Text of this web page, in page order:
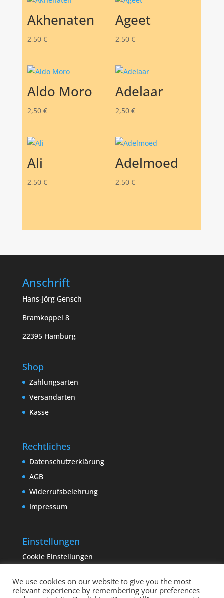
Akhenaten
2,50 €
Ageet
2,50 €
Aldo Moro
2,50 €
Adelaar
2,50 €
Ali
2,50 €
Adelmoed
2,50 €
Anschrift
Hans-Jörg Gensch
Bramkoppel 8
22395 Hamburg
Shop
Zahlungsarten
Versandarten
Kasse
Rechtliches
Datenschutzerklärung
AGB
Widerrufsbelehrung
Impressum
Einstellungen
Cookie Einstellungen
We use cookies on our website to give you the most
relevant experience by remembering your preferences